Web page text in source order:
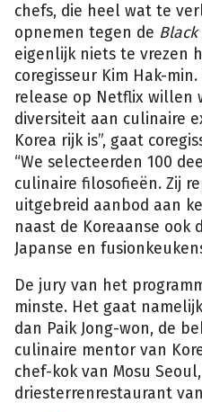
chefs, die heel wat te
opnemen tegen de Black
eigenlijk niets te vrezen
coregisseur Kim Hak-
release op Netflix willen
diversiteit aan culinaire
Korea rijk is”, gaat
“We selecteerden 100
culinaire filosofieën. Zij
uitgebreid aanbod aan
naast de Koreaanse ook
Japanse en
De jury van het
minste. Het gaat
dan Paik Jong-won, de
culinaire mentor van
chef-kok van Mosu
driesterrenrestaurant